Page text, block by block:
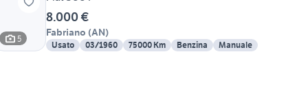
5
8.000 €
Fabriano (AN)
Usato 03/1960 75000 Km Benzina Manuale